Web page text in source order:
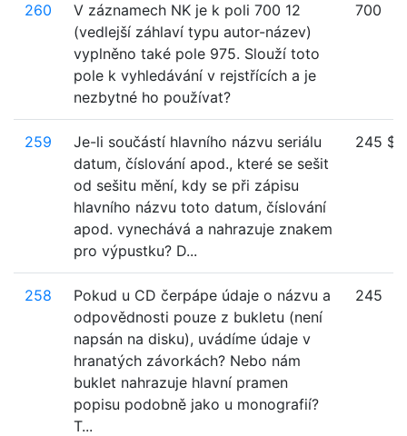
260
V záznamech NK je k poli 700 12
(vedlejší záhlaví typu autor-název)
vyplněno také pole 975. Slouží toto
pole k vyhledávání v rejstřících a je
nezbytné ho používat?
700
259
Je-li součástí hlavního názvu seriálu
datum, číslování apod., které se sešit
od sešitu mění, kdy se při zápisu
hlavního názvu toto datum, číslování
apod. vynechává a nahrazuje znakem
pro výpustku? D...
245 $a
258
Pokud u CD čerpápe údaje o názvu a
odpovědnosti pouze z bukletu (není
napsán na disku), uvádíme údaje v
hranatých závorkách? Nebo nám
buklet nahrazuje hlavní pramen
popisu podobně jako u monografií?
T...
245